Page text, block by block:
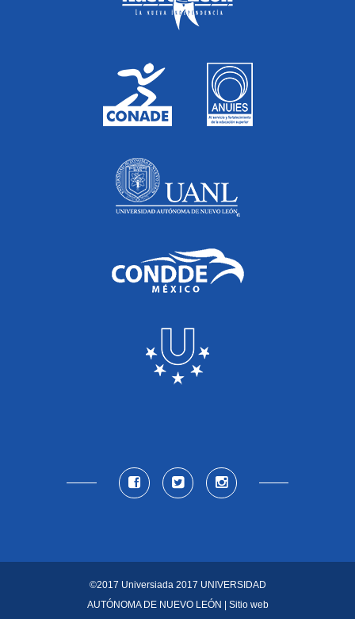
©2017 Universiada 2017 UNIVERSIDAD
AUTÓNOMA DE NUEVO LEÓN | Sitio web